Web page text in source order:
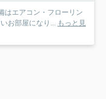
エアコン・フローリン
お部屋になり...
もっと見